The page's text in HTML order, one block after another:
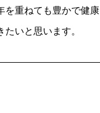
を重ねても豊かで健康
いと思います。